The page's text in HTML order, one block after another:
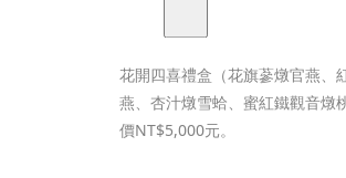
花開四喜禮盒（花旗蔘燉官燕、
燕、杏汁燉雪蛤、蜜紅鐵觀音燉
價NT$5,000元。